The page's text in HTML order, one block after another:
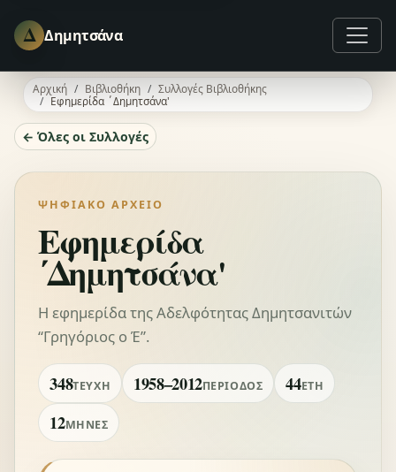
Δ Δημητσάνα
Αρχική Βιβλιοθήκη
Συλλογές Βιβλιοθήκης
Εφημερίδα ΄Δημητσάνα'
← Όλες οι Συλλογές
ΨΗΦΙΑΚΌ ΑΡΧΕΊΟ
Εφημερίδα
΄Δημητσάνα'
Η εφημερίδα της Αδελφότητας Δημητσανιτών
“Γρηγόριος ο Έ”.
348ΤΕΎΧΗ 1958–2012ΠΕΡΊΟΔΟΣ 44ΈΤΗ
12ΜΉΝΕΣ